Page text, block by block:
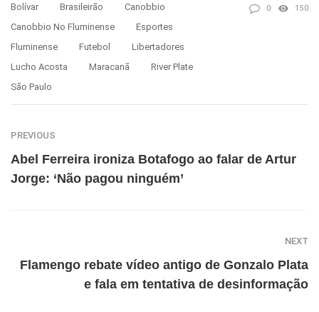
Bolívar Brasileirão
Canobbio
Canobbio No Fluminense
Esportes
Fluminense
Futebol
Libertadores
Lucho Acosta
Maracanã
River Plate
São Paulo
0 150
PREVIOUS
Abel Ferreira ironiza Botafogo ao falar de Artur
Jorge: ‘Não pagou ninguém’
NEXT
Flamengo rebate vídeo antigo de Gonzalo Plata
e fala em tentativa de desinformação